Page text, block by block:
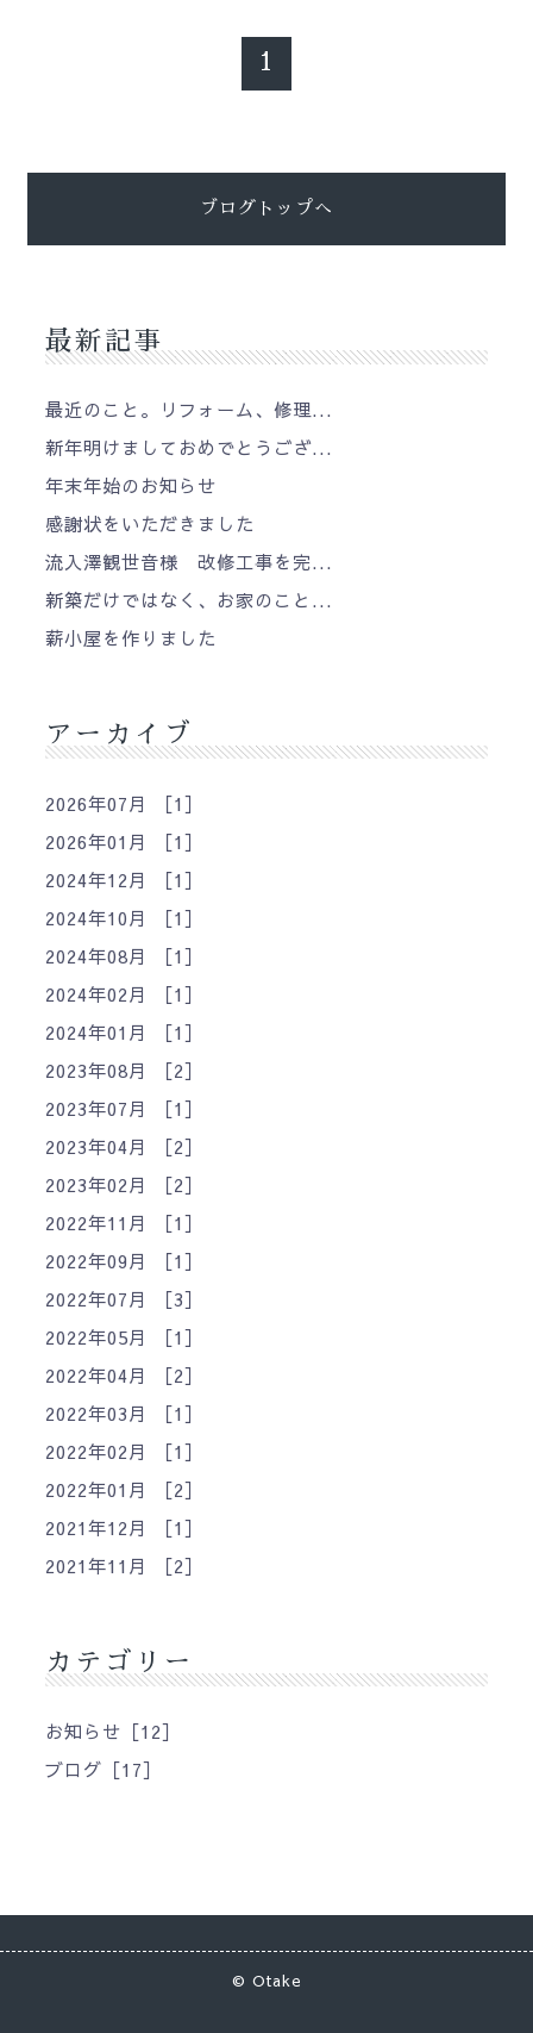
1
ブログトップへ
最新記事
最近のこと。リフォーム、修理...
新年明けましておめでとうござ...
年末年始のお知らせ
感謝状をいただきました
流入澤観世音様 改修工事を完...
新築だけではなく、お家のこと...
薪小屋を作りました
アーカイブ
2026年07月 ［1］
2026年01月 ［1］
2024年12月 ［1］
2024年10月 ［1］
2024年08月 ［1］
2024年02月 ［1］
2024年01月 ［1］
2023年08月 ［2］
2023年07月 ［1］
2023年04月 ［2］
2023年02月 ［2］
2022年11月 ［1］
2022年09月 ［1］
2022年07月 ［3］
2022年05月 ［1］
2022年04月 ［2］
2022年03月 ［1］
2022年02月 ［1］
2022年01月 ［2］
2021年12月 ［1］
2021年11月 ［2］
カテゴリー
お知らせ［12］
ブログ［17］
© Otake